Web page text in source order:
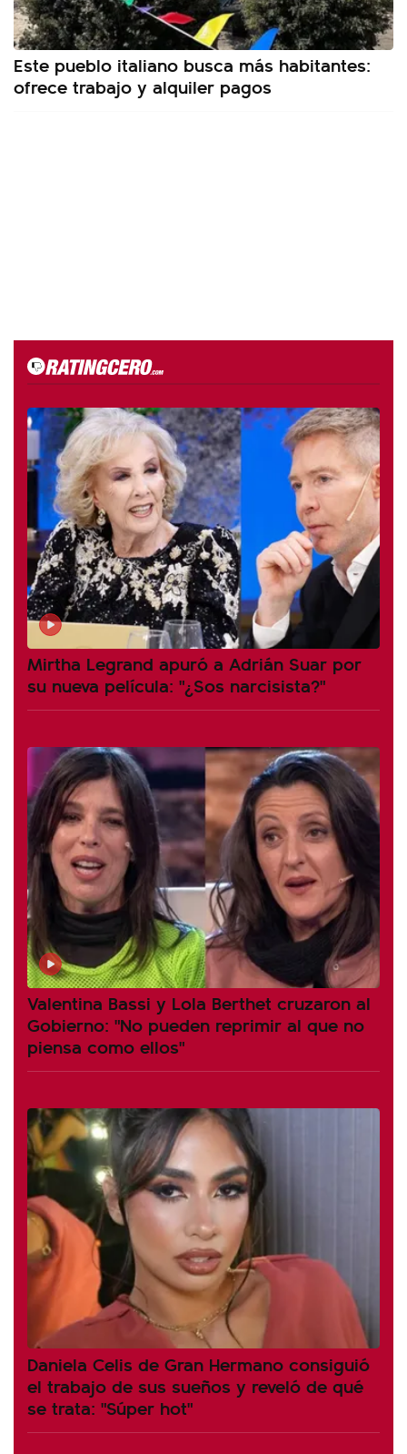
Este pueblo italiano busca más habitantes:
ofrece trabajo y alquiler pagos
Mirtha Legrand apuró a Adrián Suar por
su nueva película: "¿Sos narcisista?"
Valentina Bassi y Lola Berthet cruzaron al
Gobierno: "No pueden reprimir al que no
piensa como ellos"
Daniela Celis de Gran Hermano consiguió
el trabajo de sus sueños y reveló de qué
se trata: "Súper hot"